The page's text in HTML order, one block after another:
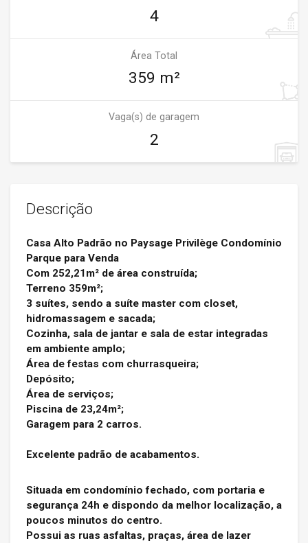
4
Área Total
359 m²
Vaga(s) de garagem
2
Descrição
Casa Alto Padrão no Paysage Privilège Condomínio
Parque para Venda
Com 252,21m² de área construída;
Terreno 359m²;
3 suítes, sendo a suíte master com closet,
hidromassagem e sacada;
Cozinha, sala de jantar e sala de estar integradas
em ambiente amplo;
Área de festas com churrasqueira;
Depósito;
Área de serviços;
Piscina de 23,24m²;
Garagem para 2 carros.
Excelente padrão de acabamentos.
Situada em condomínio fechado, com portaria e
segurança 24h e dispondo da melhor localização, a
poucos minutos do centro.
Possui as ruas asfaltas, praças, área de lazer